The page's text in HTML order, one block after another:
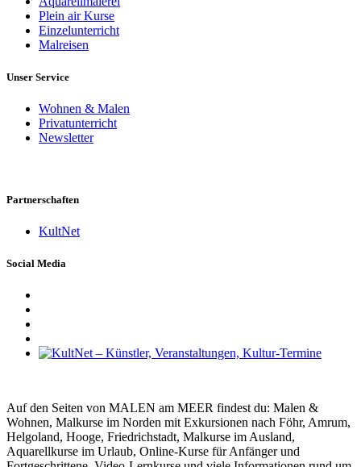
Plein air Kurse
Einzelunterricht
Malreisen
Unser Service
Wohnen & Malen
Privatunterricht
Newsletter
Partnerschaften
KultNet
Social Media
Auf den Seiten von MALEN am MEER findest du: Malen &
Wohnen, Malkurse im Norden mit Exkursionen nach Föhr, Amrum,
Helgoland, Hooge, Friedrichstadt, Malkurse im Ausland,
Aquarellkurse im Urlaub, Online-Kurse für Anfänger und